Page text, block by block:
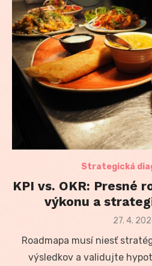
Strategická
KPI vs. OKR: Presné
výkonu a
Posted
27. 4.
Roadmapa musí niesť
výsledkov a validujte